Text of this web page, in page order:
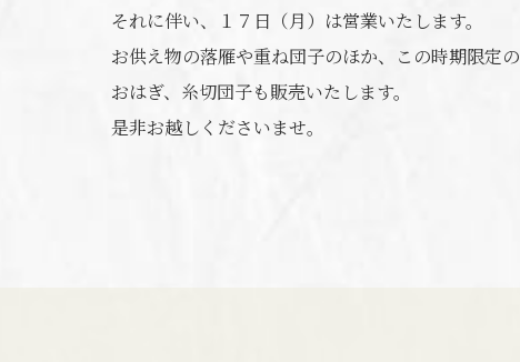
それに伴い、１７日（月）は営業いたします。
お供え物の落雁や重ね団子のほか、この時期限定の
おはぎ、糸切団子も販売いたします。
是非お越しくださいませ。